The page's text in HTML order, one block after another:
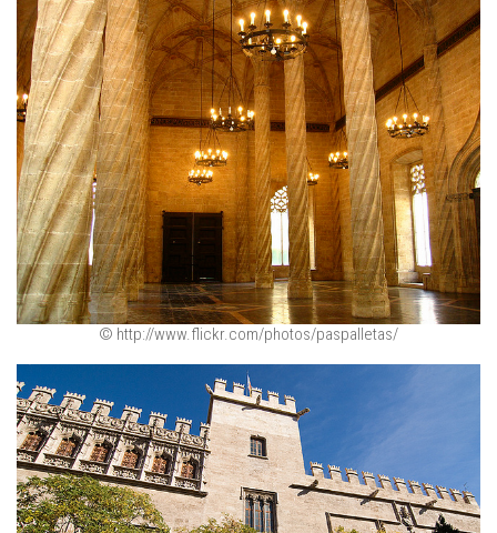
© http://www.flickr.com/photos/paspalletas/